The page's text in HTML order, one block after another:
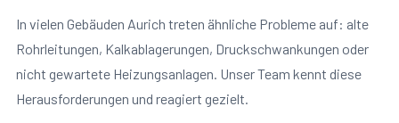
In vielen Gebäuden Aurich treten ähnliche Probleme auf: alte
Rohrleitungen, Kalkablagerungen, Druckschwankungen oder
nicht gewartete Heizungsanlagen. Unser Team kennt diese
Herausforderungen und reagiert gezielt.